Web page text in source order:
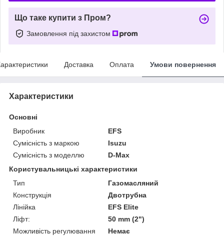
Що таке купити з Пром?
Замовлення під захистом
Доставка Оплата Умови повернення
Характеристики
Основні
Виробник
EFS
Сумісність з маркою
Isuzu
Сумісність з моделлю
D-Max
Користувальницькі характеристики
Тип
Газомасляний
Конструкція
Двотрубна
Лінійка
EFS Elite
Ліфт:
50 mm (2")
Можливість регулювання
Немає